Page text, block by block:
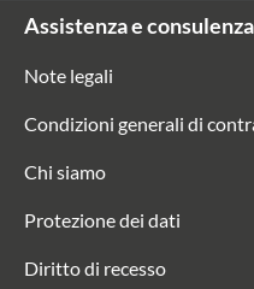
Assistenza e consulenza
Note legali
Condizioni generali di
Chi siamo
Protezione dei dati
Diritto di recesso